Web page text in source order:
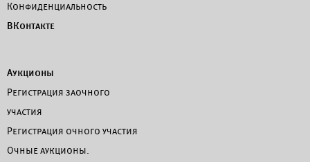
Конфиденциальность
ВКонтакте
Аукционы
Регистрация заочного
участия
Регистрация очного участия
Очные аукционы.